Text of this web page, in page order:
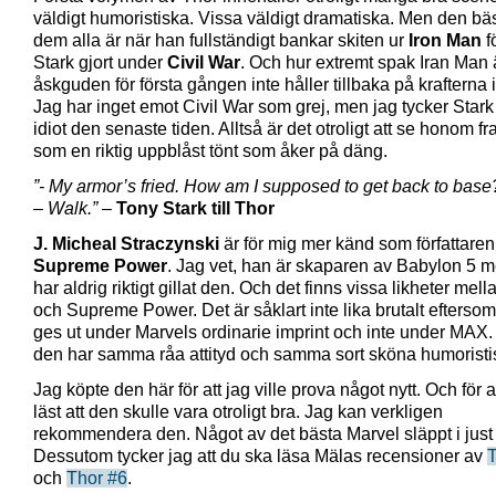
väldigt humoristiska. Vissa väldigt dramatiska. Men den
dem alla är när han fullständigt bankar skiten ur Iron Man
Stark gjort under Civil War. Och hur extremt spak Iran Man
åskguden för första gången inte håller tillbaka på krafterna
Jag har inget emot Civil War som grej, men jag tycker
idiot den senaste tiden. Alltså är det otroligt att se honom
som en riktig uppblåst tönt som åker på däng.
”- My armor’s fried. How am I supposed to get back to
– Walk.”– Tony Stark till Thor
J. Micheal Straczynski är för mig mer känd som
Supreme Power. Jag vet, han är skaparen av Babylon 5
har aldrig riktigt gillat den. Och det finns vissa likheter
och Supreme Power. Det är såklart inte lika brutalt
ges ut under Marvels ordinarie imprint och inte under MAX.
den har samma råa attityd och samma sort sköna
Jag köpte den här för att jag ville prova något nytt. Och för
läst att den skulle vara otroligt bra. Jag kan verkligen
rekommendera den. Något av det bästa Marvel släppt i just
Dessutom tycker jag att du ska läsa Mälas recensioner av
och Thor #6.